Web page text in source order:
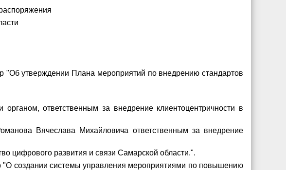
"Об утверждении Плана мероприятий по внедрению стандартов
ответственным за внедрение клиентоцентричности в
Вячеслава Михайловича ответственным за внедрение
цифрового развития и связи Самарской области.".
"О создании системы управления мероприятиями по повышению